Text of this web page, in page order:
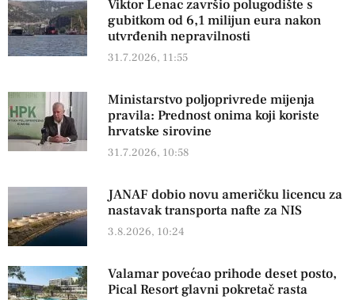
Viktor Lenac završio polugodište s
gubitkom od 6,1 milijun eura nakon
utvrđenih nepravilnosti
31.7.2026, 11:55
Ministarstvo poljoprivrede mijenja
pravila: Prednost onima koji koriste
hrvatske sirovine
31.7.2026, 10:58
JANAF dobio novu američku licencu za
nastavak transporta nafte za NIS
3.8.2026, 10:24
Valamar povećao prihode deset posto,
Pical Resort glavni pokretač rasta